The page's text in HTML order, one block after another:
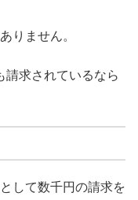
りません。
請求されているなら
して数千円の請求を